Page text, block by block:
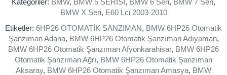
Kategoriler: BMW, BMW 5 SERİSİ , BMW 6 Seri, BMW 7 Seri,
BMW X Seri, E60 Lci 2003-2010
Etiketler: 6HP26 OTOMATİK SANZIMAN, BMW 6HP26 Otomatik
Şanzıman Adana, BMW 6HP26 Otomatik Şanzıman Adıyaman,
BMW 6HP26 Otomatik Şanzıman Afyonkarahisar, BMW 6HP26
Otomatik Şanzıman Ağrı, BMW 6HP26 Otomatik Şanzıman
Aksaray, BMW 6HP26 Otomatik Şanzıman Amasya, BMW